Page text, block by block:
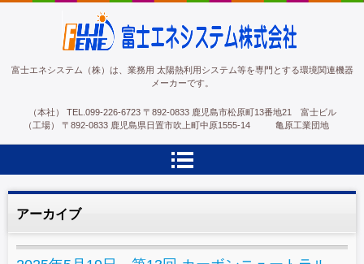
富士エネシステム株式会社
富士エネシステム（株）は、業務用 太陽熱利用システム等を専門とする環境関連機器
メーカーです。
（本社） TEL. 099-226-6723 〒892-0833 鹿児島市松原町13番地21 富士ビル
（工場） 〒892-0833 鹿児島県日置市吹上町中原1555-14 亀原工業団地
アーカイブ